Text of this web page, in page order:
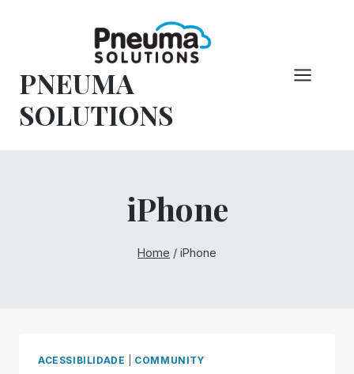
conteúdo
PNEUMA
SOLUTIONS
iPhone
Home / iPhone
ACESSIBILIDADE COMMUNITY